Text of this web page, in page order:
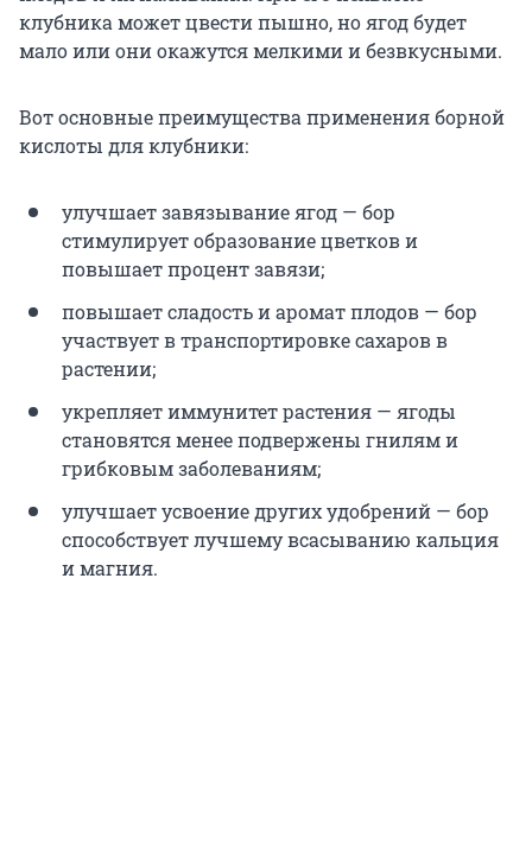
клубника может цвести пышно, но ягод будет
мало или они окажутся мелкими и безвкусными.
Вот основные преимущества применения борной
кислоты для клубники:
улучшает завязывание ягод — бор
стимулирует образование цветков и
повышает процент завязи;
повышает сладость и аромат плодов — бор
участвует в транспортировке сахаров в
растении;
укрепляет иммунитет растения — ягоды
становятся менее подвержены гнилям и
грибковым заболеваниям;
улучшает усвоение других удобрений — бор
способствует лучшему всасыванию кальция
и магния.